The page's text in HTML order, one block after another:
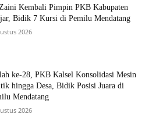
Kembali Pimpin PKB Kabupaten
Bidik 7 Kursi di Pemilu Mendatang
2026
ke-28, PKB Kalsel Konsolidasi Mesin
hingga Desa, Bidik Posisi Juara di
Mendatang
2026